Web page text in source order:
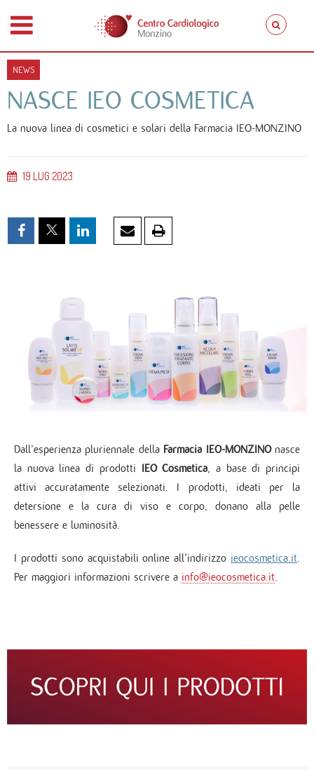
NEWS
NASCE IEO COSMETICA
La nuova linea di cosmetici e solari della Farmacia IEO-MONZINO
19 LUG 2023
Dall’esperienza pluriennale della Farmacia IEO-MONZINOnasce
la nuova linea di prodotti IEO Cosmetica , a base di principi
attivi accuratamente selezionati. I prodotti, ideati per la
detersione e la cura di viso e corpo, donano alla pelle
benessere e luminosità.
I prodotti sono acquistabili online all'indirizzo ieocosmetica.it
Per maggiori informazioni scrivere a info@ieocosmetica.it